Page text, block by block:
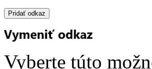
Vyberte túto